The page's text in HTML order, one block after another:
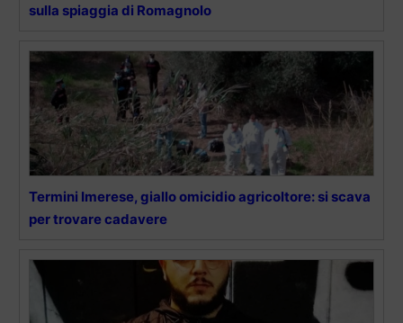
sulla spiaggia di Romagnolo
Termini Imerese, giallo omicidio agricoltore: si scava
per trovare cadavere